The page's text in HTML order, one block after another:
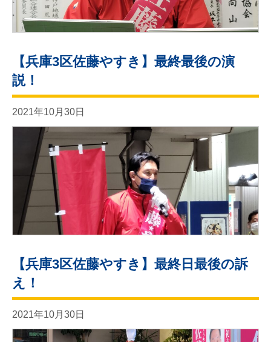
【兵庫3区佐藤やすき】最終最後の演
説！
2021年10月30日
【兵庫3区佐藤やすき】最終日最後の訴
え！
2021年10月30日